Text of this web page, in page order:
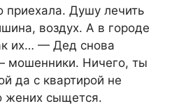
Душу лечить
воздух. А в городе
их… — Дед снова
мошенники. Ничего, ты
да с квартирой не
жених сыщется.